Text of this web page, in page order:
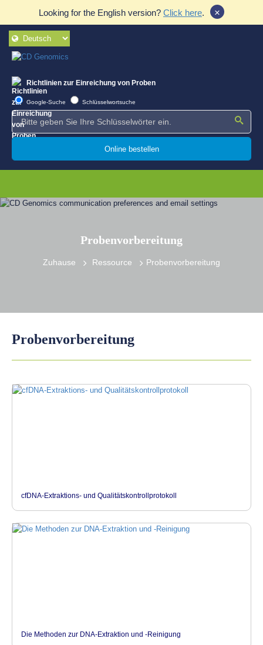
Looking for the English version? Click here. ×
Richtlinien zur Einreichung von Proben
Google-Suche Schlüsselwortsuche
Online bestellen
Probenvorbereitung
Zuhause Ressource Probenvorbereitung
Probenvorbereitung
cfDNA-Extraktions- und Qualitätskontrollprotokoll
Die Methoden zur DNA-Extraktion und -Reinigung